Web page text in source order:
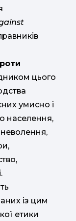
цього
умисно і
населення,
із цим
етики